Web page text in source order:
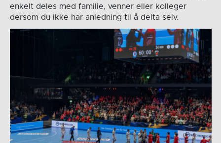
enkelt deles med familie, venner eller kolleger
dersom du ikke har anledning til å delta selv.